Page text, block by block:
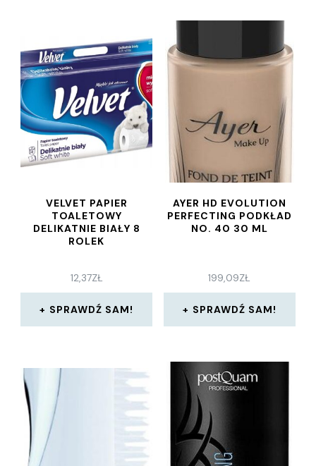
VELVET PAPIER
TOALETOWY
DELIKATNIE BIAŁY 8
ROLEK
12,37ZŁ
SPRAWDŹ SAM!
AYER HD EVOLUTION
PERFECTING PODKŁAD
NO. 40 30 ML
199,09ZŁ
SPRAWDŹ SAM!